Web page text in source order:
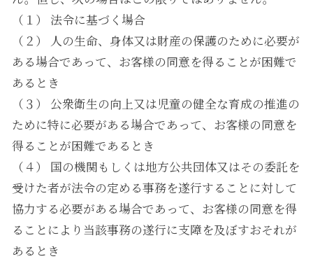
（１） 法令に基づく場合
（２） 人の生命、身体又は財産の保護のために必要が
ある場合であって、お客様の同意を得ることが困難で
あるとき
（３） 公衆衛生の向上又は児童の健全な育成の推進の
ために特に必要がある場合であって、お客様の同意を
得ることが困難であるとき
（４） 国の機関もしくは地方公共団体又はその委託を
受けた者が法令の定める事務を遂行することに対して
協力する必要がある場合であって、お客様の同意を得
ることにより当該事務の遂行に支障を及ぼすおそれが
あるとき